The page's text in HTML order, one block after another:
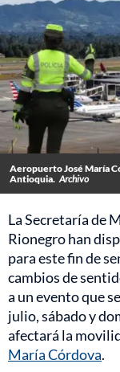
Aeropuerto José María
Antioquia. Archivo
La Secretaría de
Rionegro han
para este fin de
cambios de
a un evento que
julio, sábado y
afectará la
María Córdova.